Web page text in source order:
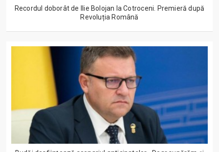
Recordul doborât de Ilie Bolojan la Cotroceni. Premieră după
Revoluția Română